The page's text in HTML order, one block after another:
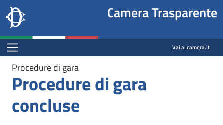
Salta al contenuto principale
Salta al menu di navigazione
Site
header
block
Camera dei deputati
Camera Trasparente
Menu Bar block
Vai a:camera.it
Procedure di gara
Procedure di gara
concluse
Fine pagina
Salta al contenuto principale
Salta al menu di navigazione
Vai a inizio pagina